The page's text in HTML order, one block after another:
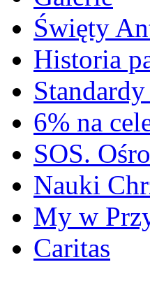
Święty
Historia
6% na
SOS.
Nauki
My w
Caritas